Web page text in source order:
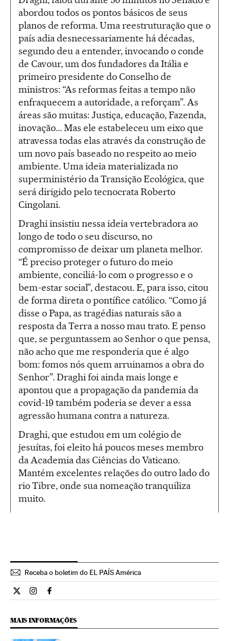
abordou todos os pontos básicos de seus
planos de reforma. Uma reestruturação que o
país adia desnecessariamente há décadas,
segundo deu a entender, invocando o conde
de Cavour, um dos fundadores da Itália e
primeiro presidente do Conselho de
ministros: “As reformas feitas a tempo não
enfraquecem a autoridade, a reforçam”. As
áreas são muitas: Justiça, educação, Fazenda,
inovação... Mas ele estabeleceu um eixo que
atravessa todas elas através da construção de
um novo país baseado no respeito ao meio
ambiente. Uma ideia materializada no
superministério da Transição Ecológica, que
será dirigido pelo tecnocrata Roberto
Cingolani.
Draghi insistiu nessa ideia vertebradora ao
longo de todo o seu discurso, no
compromisso de deixar um planeta melhor.
“É preciso proteger o futuro do meio
ambiente, conciliá-lo com o progresso e o
bem-estar social”, destacou. E, para isso, citou
de forma direta o pontífice católico. “Como já
disse o Papa, as tragédias naturais são a
resposta da Terra a nosso mau trato. E penso
que, se perguntassem ao Senhor o que pensa,
não acho que me responderia que é algo
bom: fomos nós quem arruinamos a obra do
Senhor”. Draghi foi ainda mais longe e
apontou que a propagação da pandemia da
covid-19 também poderia se dever a essa
agressão humana contra a natureza.
Draghi, que estudou em um colégio de
jesuítas, foi eleito há poucos meses membro
da Academia das Ciências do Vaticano.
Mantém excelentes relações do outro lado do
rio Tibre, onde sua nomeação tranquiliza
muito.
Receba o boletim do EL PAÍS América
Internacional El País Brasil en Twitter
Internacional El País Brasil en Instagram
Internacional El País Brasil en Facebook
MAIS INFORMAÇÕES